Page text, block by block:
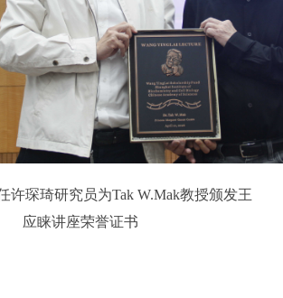
许琛琦研究员为Tak W.Mak教授颁发王
应睐讲座荣誉证书